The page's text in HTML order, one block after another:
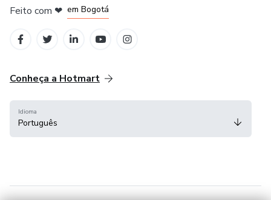
Feito com ❤ em Bogotá
Conheça a Hotmart
Idioma
Português